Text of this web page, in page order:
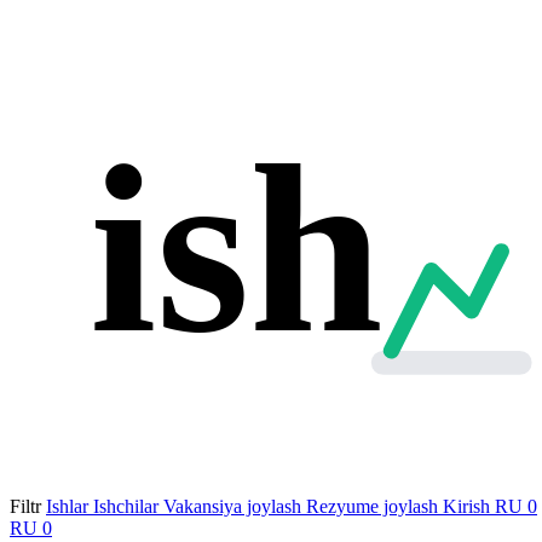
ish
Filtr Ishlar Ishchilar Vakansiya joylash Rezyume joylash Kirish RU 0
RU 0